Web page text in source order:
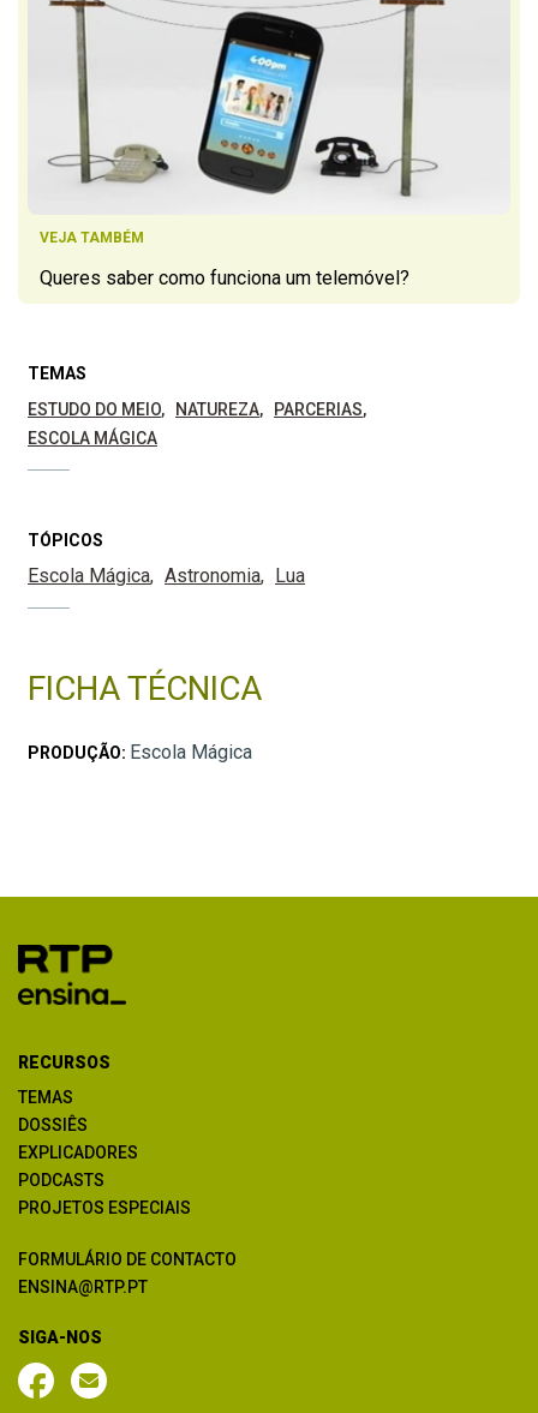
VEJA TAMBÉM
Queres saber como funciona um telemóvel?
TEMAS
ESTUDO DO MEIO
NATUREZA
PARCERIAS
ESCOLA MÁGICA
TÓPICOS
Escola Mágica Astronomia Lua
FICHA TÉCNICA
PRODUÇÃO: Escola Mágica
RECURSOS
TEMAS
DOSSIÊS
EXPLICADORES
PODCASTS
PROJETOS ESPECIAIS
FORMULÁRIO DE CONTACTO
ENSINA@RTP.PT
SIGA-NOS